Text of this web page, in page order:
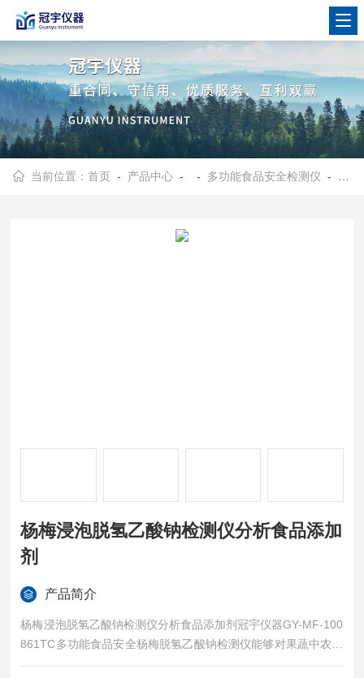
当前位置：首页 - 产品中心 - - 多功能食品安全检测仪 - 杨梅浸泡脱氢乙酸钠检测仪分析食品添加剂
杨梅浸泡脱氢乙酸钠检测仪分析食品添加
剂
产品简介
杨梅浸泡脱氢乙酸钠检测仪分析食品添加剂​冠宇仪器GY-MF-100
861TC多功能食品安全杨梅脱氢乙酸钠检测仪能够对果蔬中农药
残留，食品中色素、添加剂、非法添加剂、病害肉、重金属